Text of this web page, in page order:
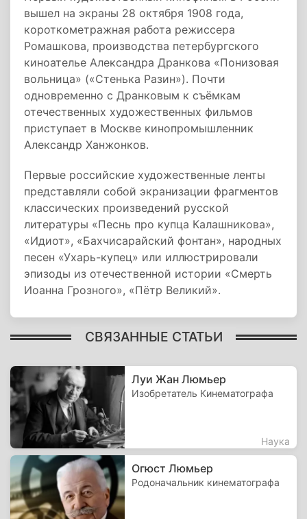
вышел на экраны 28 октября 1908 года,
короткометражная работа режиссера
Ромашкова, производства петербургского
киноателье Александра Дранкова «Понизовая
вольница» («Стенька Разин»). Почти
одновременно с Дранковым к съёмкам
отечественных художественных фильмов
приступает в Москве кинопромышленник
Александр Ханжонков.
Первые российские художественные ленты
представляли собой экранизации фрагментов
классических произведений русской
литературы «Песнь про купца Калашникова»,
«Идиот», «Бахчисарайский фонтан», народных
песен «Ухарь-купец» или иллюстрировали
эпизоды из отечественной истории «Смерть
Иоанна Грозного», «Пётр Великий».
СВЯЗАННЫЕ СТАТЬИ
Луи Жан Люмьер
Изобретатель Кинематографа
Наука
Огюст Люмьер
Родоначальник кинематографа